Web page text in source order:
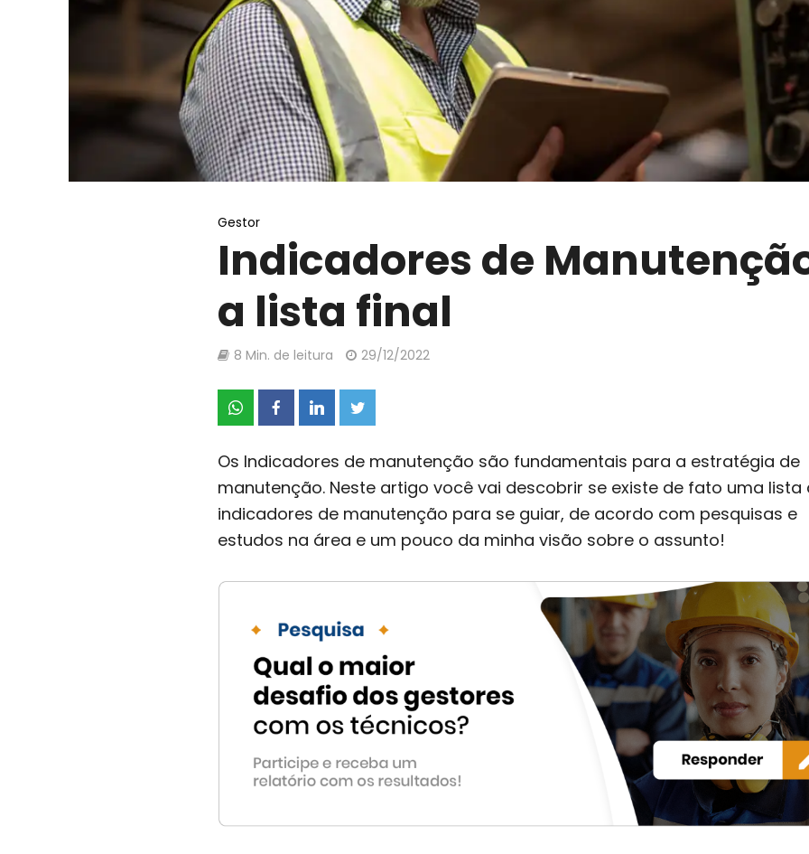
Gestor
Indicadores de
a lista final
8 Min. de leitura 29/12/2022
Os Indicadores de manutenção são fundamentais para a estratégia de
manutenção. Neste artigo você vai descobrir se existe de fato uma lista
indicadores de manutenção para se guiar, de acordo com pesquisas e
estudos na área e um pouco da minha visão sobre o assunto!